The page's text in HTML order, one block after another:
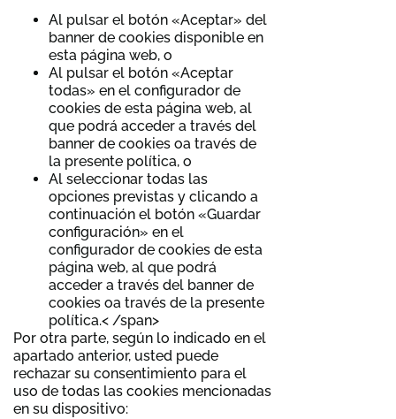
Al pulsar el botón «Aceptar» del
banner de cookies disponible en
esta página web, o
Al pulsar el botón «Aceptar
todas» en el configurador de
cookies de esta página web, al
que podrá acceder a través del
banner de cookies oa través de
la presente política, o
Al seleccionar todas las
opciones previstas y clicando a
continuación el botón «Guardar
configuración» en el
configurador de cookies de esta
página web, al que podrá
acceder a través del banner de
cookies oa través de la presente
política.< /span>
Por otra parte, según lo indicado en el
apartado anterior, usted puede
rechazar su consentimiento para el
uso de todas las cookies mencionadas
en su dispositivo: